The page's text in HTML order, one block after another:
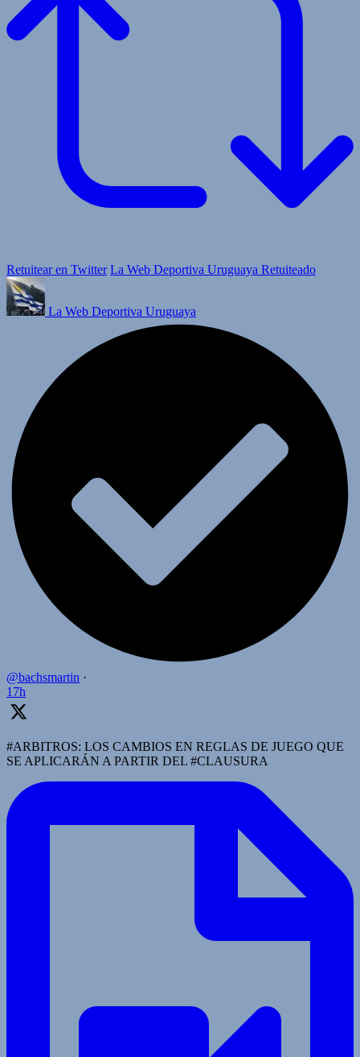
Retuitear en Twitter La Web Deportiva Uruguaya Retuiteado
La Web Deportiva Uruguaya
@bachsmartin ·
17h
#ARBITROS: LOS CAMBIOS EN REGLAS DE JUEGO QUE
SE APLICARÁN A PARTIR DEL #CLAUSURA